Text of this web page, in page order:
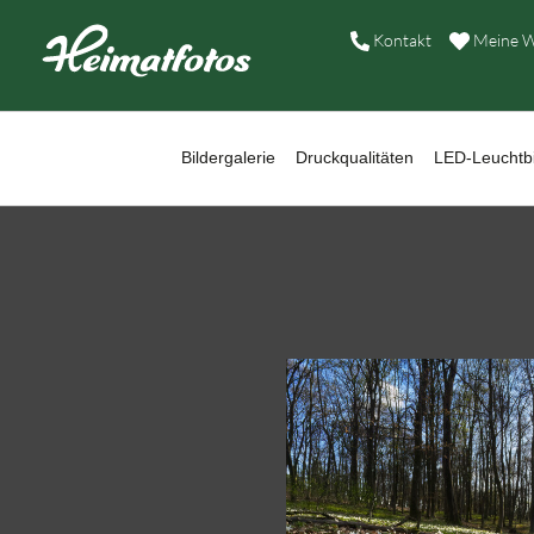
Kontakt Meine
Bildergalerie Druckqualitäten LED-